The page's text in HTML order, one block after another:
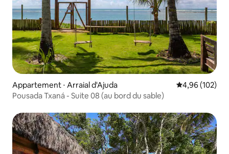
Appartement ⋅ Arraial d'Ajuda Évaluation
4,96 (102)
Pousada Txaná - Suite 08 (au bord du sable)